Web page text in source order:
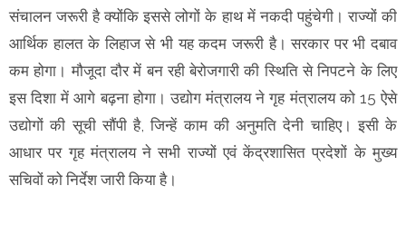
संचालन जरूरी है क्योंकि इससे लोगों के हाथ में नकदी पहुंचेगी। राज्यों की
आर्थिक हालत के लिहाज से भी यह कदम जरूरी है। सरकार पर भी दबाव
कम होगा। मौजूदा दौर में बन रही बेरोजगारी की स्थिति से निपटने के लिए
इस दिशा में आगे बढ़ना होगा। उद्योग मंत्रालय ने गृह मंत्रालय को 15 ऐसे
उद्योगों की सूची सौंपी है, जिन्हें काम की अनुमति देनी चाहिए। इसी के
आधार पर गृह मंत्रालय ने सभी राज्यों एवं केंद्रशासित प्रदेशों के मुख्य
सचिवों को निर्देश जारी किया है।